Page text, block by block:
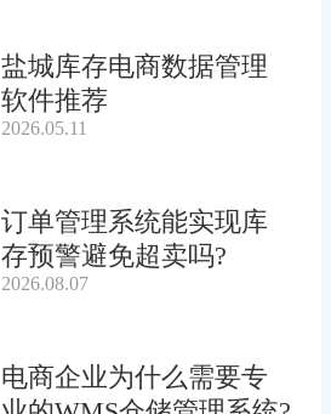
盐城库存电商数据管理
软件推荐
2026.05.11
订单管理系统能实现库
存预警避免超卖吗?
2026.08.07
电商企业为什么需要专